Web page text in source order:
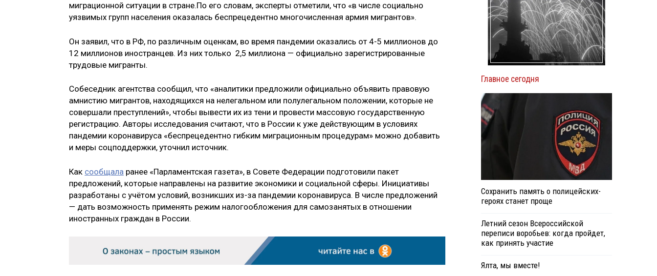
миграционной ситуации в стране.По его словам, эксперты отметили, что «в числе социально
уязвимых групп населения оказалась беспрецедентно многочисленная армия мигрантов».
Он заявил, что в РФ, по различным оценкам, во время пандемии оказались от 4-5 миллионов до
12 миллионов иностранцев. Из них только 2,5 миллиона — официально зарегистрированные
трудовые мигранты.
Собеседник агентства сообщил, что «аналитики предложили официально объявить правовую
амнистию мигрантов, находящихся на нелегальном или полулегальном положении, которые не
совершали преступлений», чтобы вывести их из тени и провести массовую государственную
регистрацию. Авторы исследования считают, что в России к уже действующим в условиях
пандемии коронавируса «беспрецедентно гибким миграционным процедурам» можно добавить
и меры соцподдержки, уточнил источник.
Как сообщала ранее «Парламентская газета», в Совете Федерации подготовили пакет
предложений, которые направлены на развитие экономики и социальной сферы. Инициативы
разработаны с учётом условий, возникших из-за пандемии коронавируса. В числе предложений
— дать возможность применять режим налогообложения для самозанятых в отношении
иностранных граждан в России.
Главное сегодня
Сохранить память о полицейских-
героях станет проще
Летний сезон Всероссийской
переписи воробьев: когда пройдет,
как принять участие
Ялта, мы вместе!